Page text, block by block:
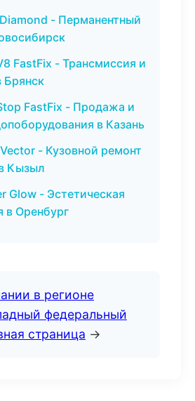
- Перманентный
FastFix - Трансмиссия и
Брянск
FastFix - Продажа и
в Казань
- Кузовной ремонт
Кызыл
Glow - Эстетическая
в Оренбург
в регионе
федеральный
страница →